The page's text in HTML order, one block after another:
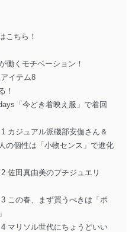
こちら！
働くモチベーション！
イテム8
！
「今どき着映え服」で着回
カジュアル派磯部安伽さん＆
個性は「小物センス」で進化
佐田真由美のプチジュエリ
この春、まず買うべきは「ポ
マリソル世代にちょうどいい